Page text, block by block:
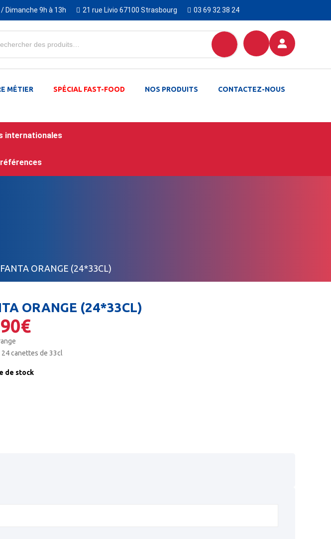
Dimanche 9h à 13h 21 rue Livio 67100 Strasbourg 03 69 32 38 24
CONTACTEZ-NOUS
NOS PRODUITS
SPÉCIAL FAST-FOOD
MÉTIER
internationales
FANTA ORANGE (24*33CL)
ORANGE (24*33CL)
€
24 canettes de 33cl
de stock